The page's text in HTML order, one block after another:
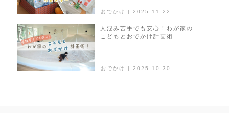
おでかけ | 2025.11.22
おでかけ | 2025.10.30
人混み苦手でも安心！わが家の
こどもとおでかけ計画術